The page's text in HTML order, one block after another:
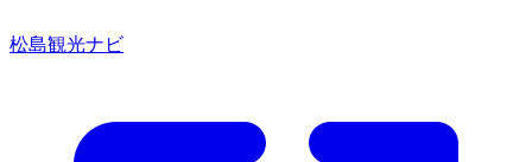
松島観光ナビ